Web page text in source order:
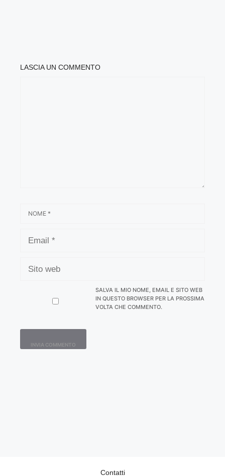
LASCIA UN COMMENTO
WEB
SALVA IL MIO NOME, EMAIL E SITO WEB
IN QUESTO BROWSER PER LA PROSSIMA
VOLTA CHE COMMENTO.
Contatti